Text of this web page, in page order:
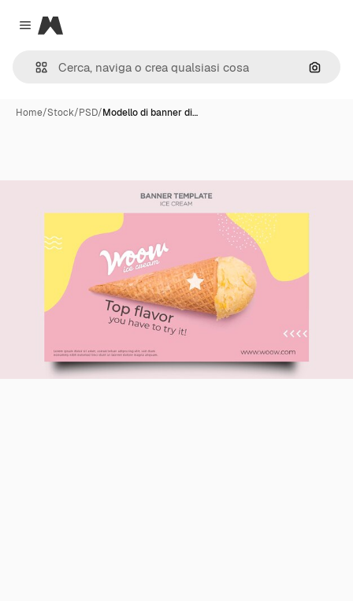
Close menu
Magnific
Cerca
Home/Stock/PSD/Modello di banner di…